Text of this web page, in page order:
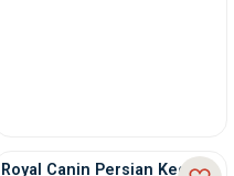
Royal Canin Persian Kedi